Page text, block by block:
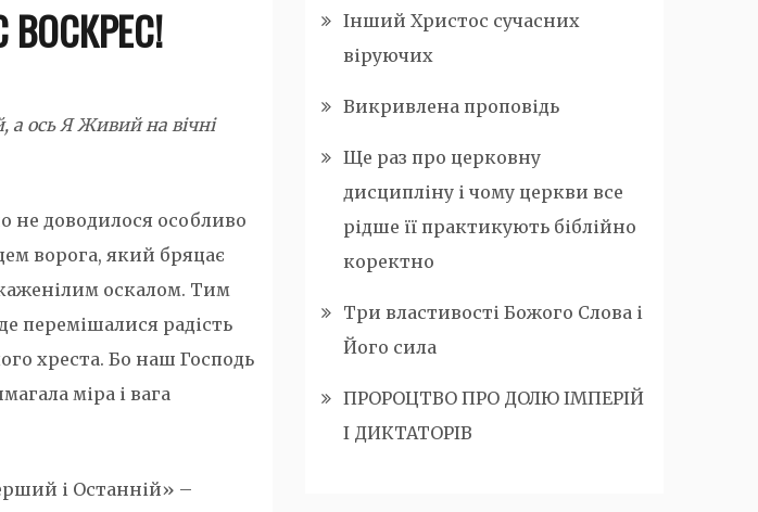
ВОСКРЕС!
а ось Я Живий на вічні
не доводилося особливо
ворога, який бряцає
оскалом. Тим
перемішалися радість
хреста. Бо наш Господь
міра і вага
і Останній» –
Інший Христос сучасних
віруючих
Викривлена проповідь
Ще раз про церковну
дисципліну і чому церкви все
рідше її практикують біблійно
коректно
Три властивості Божого Слова і
Його сила
ПРОРОЦТВО ПРО ДОЛЮ ІМПЕРІЙ
І ДИКТАТОРІВ